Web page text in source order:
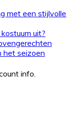
info.